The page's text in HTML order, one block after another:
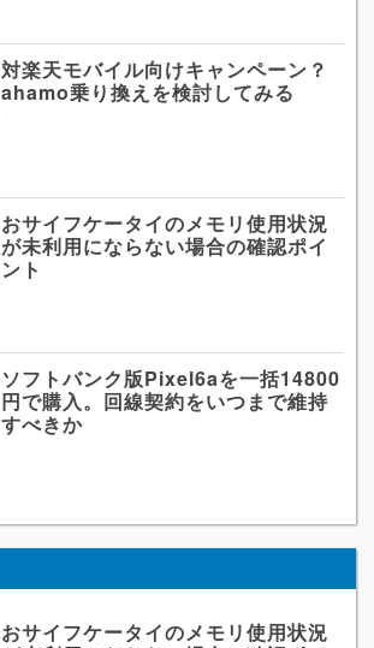
対楽天モバイル向けキャンペーン？
ahamo乗り換えを検討してみる
おサイフケータイのメモリ使用状況
が未利用にならない場合の確認ポイ
ント
ソフトバンク版Pixel6aを一括14800
円で購入。回線契約をいつまで維持
すべきか
おサイフケータイのメモリ使用状況